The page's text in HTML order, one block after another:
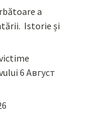
a
Istorie și
6 Август